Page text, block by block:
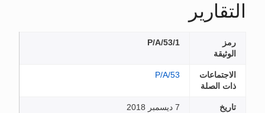
التقارير
رمز
الوثيقة
P/A/53/1
الاجتماعات
ذات الصلة
P/A/53
تاريخ
7 ديسمبر 2018